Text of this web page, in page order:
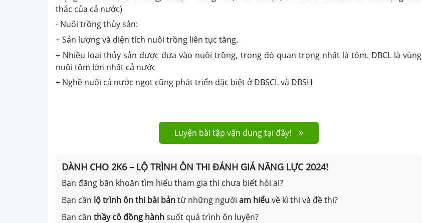
thác của cả nước)
- Nuôi trồng thủy sản:
+ Sản lượng và diện tích nuôi trồng liên tục tăng.
+ Nhiều loại thủy sản được đưa vào nuôi trồng, trong đó quan trọng nhất là tôm. ĐBCL là vùng
nuôi tôm lớn nhất cả nước
+ Nghề nuôi cá nước ngọt cũng phát triển đặc biệt ở ĐBSCL và ĐBSH
Luyện bài tập vận dụng tại đây!
DÀNH CHO 2K6 – LỘ TRÌNH ÔN THI ĐÁNH GIÁ NĂNG LỰC 2024!
Bạn đăng băn khoăn tìm hiểu tham gia thi chưa biết hỏi ai?
Bạn cần lộ trình ôn thi bài bảntừ những người am hiểuvề kì thi và đề thi?
Bạn cần thầy cô đồng hànhsuốt quá trình ôn luyện?